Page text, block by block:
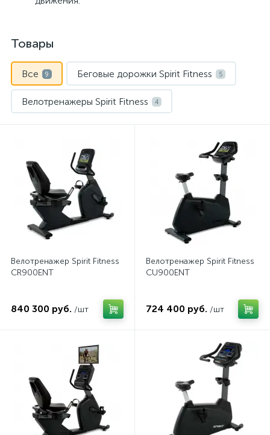
Товары
Все 9 Беговые дорожки Spirit Fitness 5
Велотренажеры Spirit Fitness 4
Велотренажер Spirit Fitness
CR900ENT
840 300 руб. /шт
Велотренажер Spirit Fitness
CU900ENT
724 400 руб. /шт